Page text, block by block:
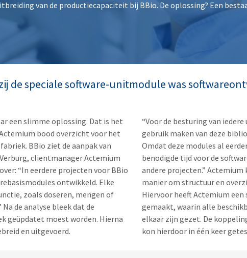
van de productiecapaciteit bij BBio. De oplossing? Een
de speciale software-unitmodule was
een slimme oplossing. Dat is het
bood overzicht voor het
BBio ziet de aanpak van
clientmanager Actemium
“In eerdere projecten voor BBio
ontwikkeld. Elke
zoals doseren, mengen of
de analyse bleek dat de
geüpdatet moest worden. Hierna
en uitgevoerd.
“Voor de besturing van
gebruik maken van deze
Omdat deze modules al
benodigde tijd voor de
andere projecten.”
manier om structuur en
Hiervoor heeft Actemium
gemaakt, waarin alle
elkaar zijn gezet. De
kon hierdoor in één keer